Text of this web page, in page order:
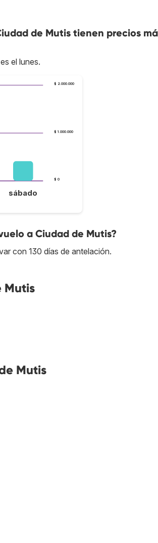
de Mutis tienen precios
el lunes.
$ 0
$ 1.000.000
$ 2.000.000
sábado
a Ciudad de Mutis?
con 130 días de antelación.
Mutis
Mutis